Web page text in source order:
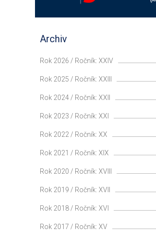
Archiv
Rok 2026 / Ročník: XXIV
Rok 2025 / Ročník: XXIII
Rok 2024 / Ročník: XXII
Rok 2023 / Ročník: XXI
Rok 2022 / Ročník: XX
Rok 2021 / Ročník: XIX
Rok 2020 / Ročník: XVIII
Rok 2019 / Ročník: XVII
Rok 2018 / Ročník: XVI
Rok 2017 / Ročník: XV